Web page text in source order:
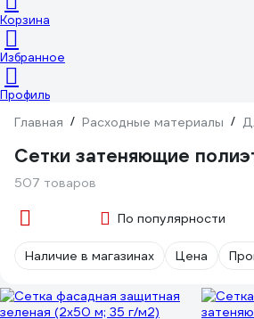
Корзина
Избранное
Профиль
Главная / Расходные материалы /
Сетки затеняющие
507 товаров
По популярности
Наличие в магазинах Цена